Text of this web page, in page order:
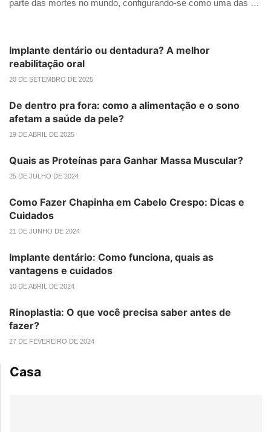
parte das mortes no mundo, configurando-se como uma das …
Implante dentário ou dentadura? A melhor
reabilitação oral
20 DE SETEMBRO DE 2025
De dentro pra fora: como a alimentação e o sono
afetam a saúde da pele?
19 DE ABRIL DE 2025
Quais as Proteínas para Ganhar Massa Muscular?
25 DE JULHO DE 2024
Como Fazer Chapinha em Cabelo Crespo: Dicas e
Cuidados
21 DE JUNHO DE 2024
Implante dentário: Como funciona, quais as
vantagens e cuidados
10 DE ABRIL DE 2024
Rinoplastia: O que você precisa saber antes de
fazer?
27 DE FEVEREIRO DE 2024
Casa